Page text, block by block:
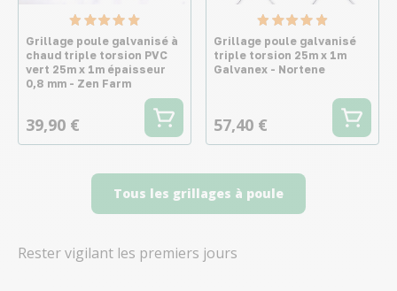
Grillage poule galvanisé à
chaud triple torsion PVC
vert 25m x 1m épaisseur
0,8 mm - Zen Farm
39,90 €
Grillage poule galvanisé
triple torsion 25m x 1m
Galvanex - Nortene
57,40 €
Tous les grillages à poule
Rester vigilant les premiers jours